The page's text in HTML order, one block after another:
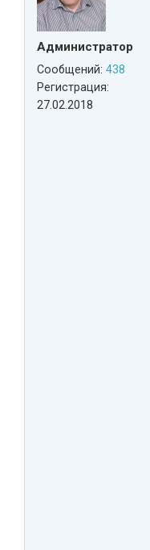
Администратор
Сообщений: 438
Регистрация:
27.02.2018